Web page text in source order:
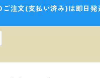
ご注文(支払い済み)は即日発